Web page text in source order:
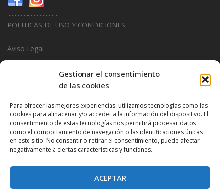
Gestionar el consentimiento
de las cookies
Para ofrecer las mejores experiencias, utilizamos tecnologías como las
cookies para almacenar y/o acceder a la información del dispositivo. El
consentimiento de estas tecnologías nos permitirá procesar datos
como el comportamiento de navegación o las identificaciones únicas
en este sitio. No consentir o retirar el consentimiento, puede afectar
negativamente a ciertas características y funciones.
ACEPTAR
...................................
POLITICAS DE USO Y CONDICIONES
Aviso Legal
Politica de Privacidad
...................................
Design & Promotions ByHitred.com